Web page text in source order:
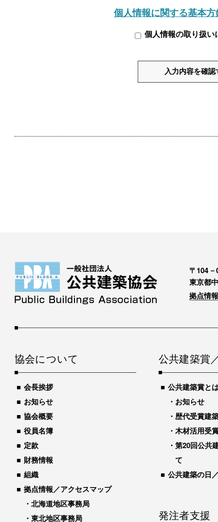
個人情報に関する基本
個人情報の取り扱い
〒104－
東京都
拠点情
協会について
会長挨拶
お知らせ
協会概要
役員名簿
定款
財務情報
組織
拠点情報／アクセスマップ
北海道地区事務局
東北地区事務局
公共建築賞
公共建築賞と
お知らせ
歴代受賞建
木材活用受
第20回公共
て
公共建築の日
発注者支援